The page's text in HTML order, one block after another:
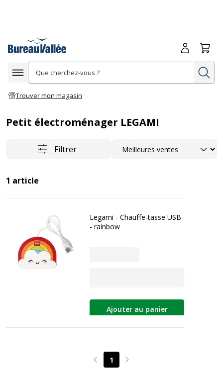
Afficher la navigation
Trouver mon magasin
Me
Petit électroménager LEGAMI
Filtrer Trier
1 article
Legami - Chauffe-tasse USB
- rainbow
Ajouter au panier
Page précédente
1 Page suivante